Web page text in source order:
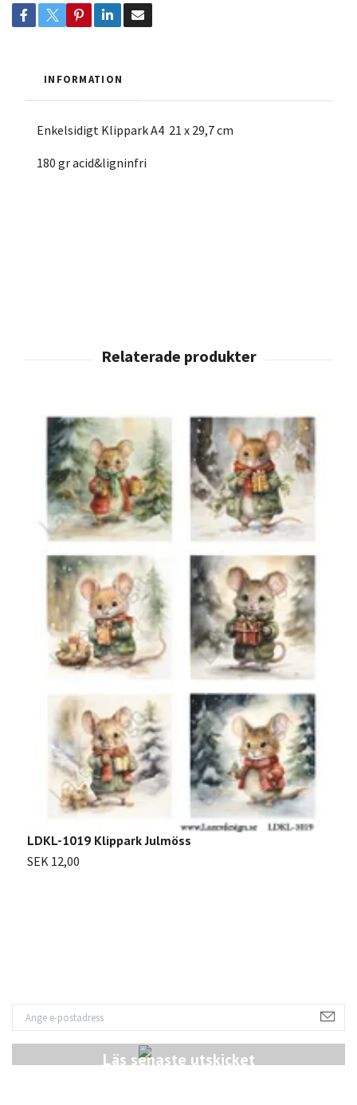
Läs senaste utskicket
INFORMATION
Enkelsidigt Klippark A4 21 x 29,7 cm
180 gr acid&ligninfri
LDKL-1019 Klippark Julmöss
SEK 12,00